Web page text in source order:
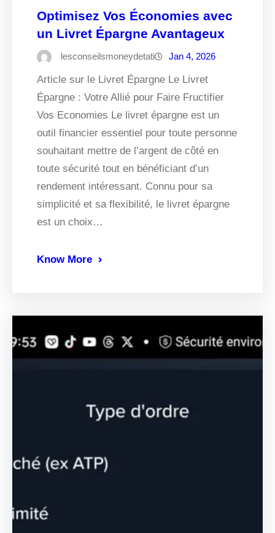
Optimisez Vos Économies avec
un Livret Épargne Avantageux
lesconseilsmoneydetati Jan 4, 2026
Article sur le Livret Épargne Le Livret
Épargne : Votre Allié pour Faire Fructifier
Vos Economies Le livret épargne est un
outil financier essentiel pour toute personne
souhaitant mettre de l’argent de côté en
toute sécurité tout en bénéficiant d’un
rendement intéressant. Connu pour sa
simplicité et sa flexibilité, le livret épargne
est un choix…
Know More